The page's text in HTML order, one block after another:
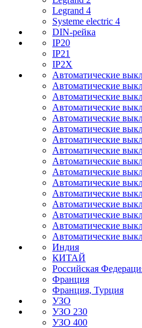
Legrand 4
Systeme electric 4
DIN-рейка
IP20
IP21
IP2X
Автоматические
Автоматические
Автоматические
Автоматические
Автоматические
Автоматические
Автоматические
Автоматические
Автоматические
Автоматические
Автоматические
Автоматические
Автоматические
Автоматические
Автоматические
Автоматические
Индия
КИТАЙ
Российская
Франция
Франция, Турция
УЗО
УЗО 230
УЗО 400